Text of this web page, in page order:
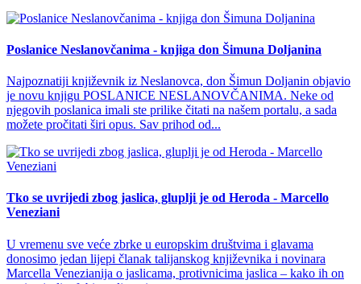
Poslanice Neslanovčanima - knjiga don Šimuna Doljanina
Najpoznatiji književnik iz Neslanovca, don Šimun Doljanin objavio
je novu knjigu POSLANICE NESLANOVČANIMA. Neke od
njegovih poslanica imali ste prilike čitati na našem portalu, a sada
možete pročitati širi opus. Sav prihod od...
Tko se uvrijedi zbog jaslica, gluplji je od Heroda - Marcello
Veneziani
U vremenu sve veće zbrke u europskim društvima i glavama
donosimo jedan lijepi članak talijanskog književnika i novinara
Marcella Venezianija o jaslicama, protivnicima jaslica – kako ih on